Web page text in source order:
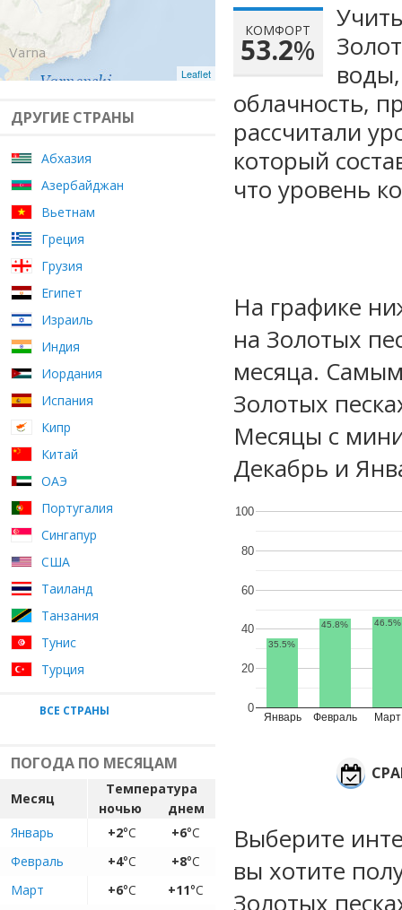
Leaflet
ДРУГИЕ СТРАНЫ
Абхазия
Азербайджан
Вьетнам
Греция
Грузия
Египет
Израиль
Индия
Иордания
Испания
Кипр
Китай
ОАЭ
Португалия
Сингапур
США
Таиланд
Танзания
Тунис
Турция
ВСЕ СТРАНЫ
ПОГОДА ПО МЕСЯЦАМ
Месяц
Температура
ночью
днем
Январь
+2°C +6°C
Февраль
+4°C +8°C
Март
+6°C +11°C
КОМФОРТ
53.2%
облачность,
рассчитали
который
что уровень
На графике
на Золотых
месяца.
Золотых
Месяцы с
Декабрь и
Январь Февраль Март
0
20
40
60
80
100
35.5%
45.8% 46.5%
Выберите
вы хотите
Золотых